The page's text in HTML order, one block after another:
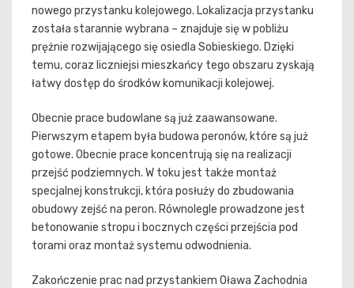
nowego przystanku kolejowego. Lokalizacja przystanku
została starannie wybrana – znajduje się w pobliżu
prężnie rozwijającego się osiedla Sobieskiego. Dzięki
temu, coraz liczniejsi mieszkańcy tego obszaru zyskają
łatwy dostęp do środków komunikacji kolejowej.
Obecnie prace budowlane są już zaawansowane.
Pierwszym etapem była budowa peronów, które są już
gotowe. Obecnie prace koncentrują się na realizacji
przejść podziemnych. W toku jest także montaż
specjalnej konstrukcji, która posłuży do zbudowania
obudowy zejść na peron. Równolegle prowadzone jest
betonowanie stropu i bocznych części przejścia pod
torami oraz montaż systemu odwodnienia.
Zakończenie prac nad przystankiem Oława Zachodnia